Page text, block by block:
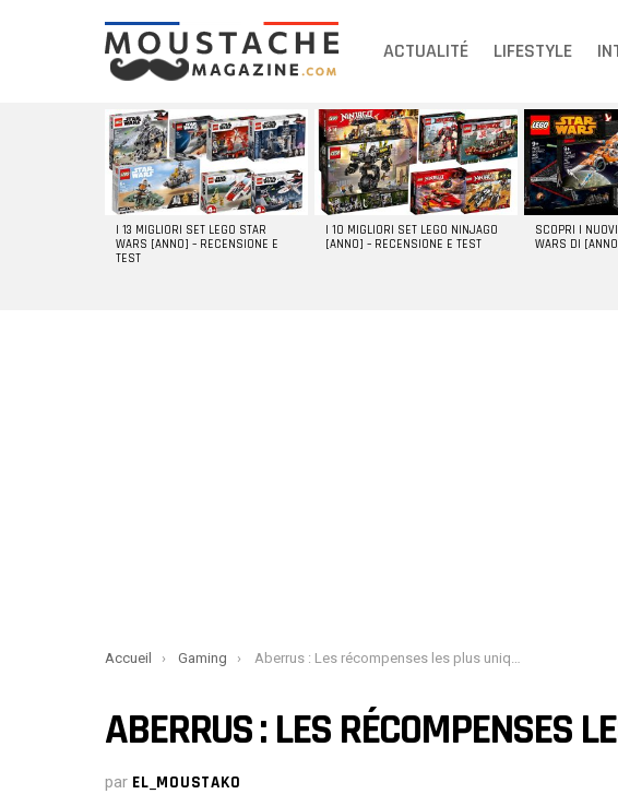
ACTUALITÉ LIFESTYLE
DERNIERS
ARTICLES
I 13 MIGLIORI SET LEGO STAR
WARS [ANNO] – RECENSIONE E
TEST
I 10 MIGLIORI SET LEGO NINJAGO
[ANNO] – RECENSIONE E TEST
SCOPRI I
WARS DI
You are here:
Accueil Gaming Aberrus : Les récompenses les plus uniques !
ABERRUS : LES RÉCOMPENSES
par EL_MOUSTAKO